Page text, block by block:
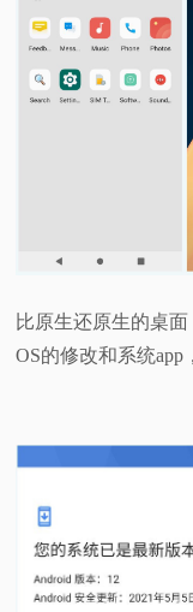
比原生还原生的桌
OS的修改和系统